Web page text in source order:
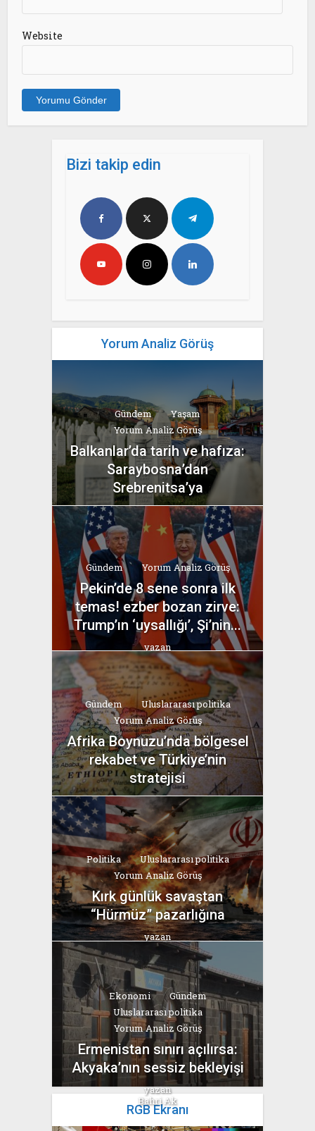
Website
Bizi takip edin
Yorum Analiz Görüş
Gündem
Yaşam
Yorum Analiz Görüş
Balkanlar’da tarih ve hafıza:
Saraybosna’dan
Srebrenitsa’ya
yazan
Bahri Ak
Gündem Yorum Analiz Görüş
Pekin’de 8 sene sonra ilk
temas! ezber bozan zirve:
Trump’ın ‘uysallığı’, Şi’nin...
yazan
Bahri Ak
Gündem
Uluslararası politika
Yorum Analiz Görüş
Afrika Boynuzu’nda bölgesel
rekabet ve Türkiye’nin
stratejisi
yazan
Bahri Ak
Politika
Uluslararası politika
Yorum Analiz Görüş
Kırk günlük savaştan
“Hürmüz” pazarlığına
yazan
Bahri Ak
Ekonomi
Gündem
Uluslararası politika
Yorum Analiz Görüş
Ermenistan sınırı açılırsa:
Akyaka’nın sessiz bekleyişi
yazan
Bahri Ak
RGB Ekranı